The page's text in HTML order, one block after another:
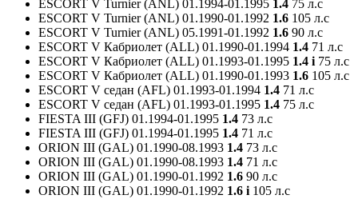
ESCORT V Turnier (ANL) 01.1994-01.1995 1.4 75 л.с
ESCORT V Turnier (ANL) 01.1990-01.1992 1.6 105 л.с
ESCORT V Turnier (ANL) 05.1991-01.1992 1.6 90 л.с
ESCORT V Кабриолет (ALL) 01.1990-01.1994 1.4 71 л.с
ESCORT V Кабриолет (ALL) 01.1993-01.1995 1.4 i 75 л.с
ESCORT V Кабриолет (ALL) 01.1990-01.1993 1.6 105 л.с
ESCORT V седан (AFL) 01.1993-01.1994 1.4 71 л.с
ESCORT V седан (AFL) 01.1993-01.1995 1.4 75 л.с
FIESTA III (GFJ) 01.1994-01.1995 1.4 73 л.с
FIESTA III (GFJ) 01.1994-01.1995 1.4 71 л.с
ORION III (GAL) 01.1990-08.1993 1.4 73 л.с
ORION III (GAL) 01.1990-08.1993 1.4 71 л.с
ORION III (GAL) 01.1990-01.1992 1.6 90 л.с
ORION III (GAL) 01.1990-01.1992 1.6 i 105 л.с